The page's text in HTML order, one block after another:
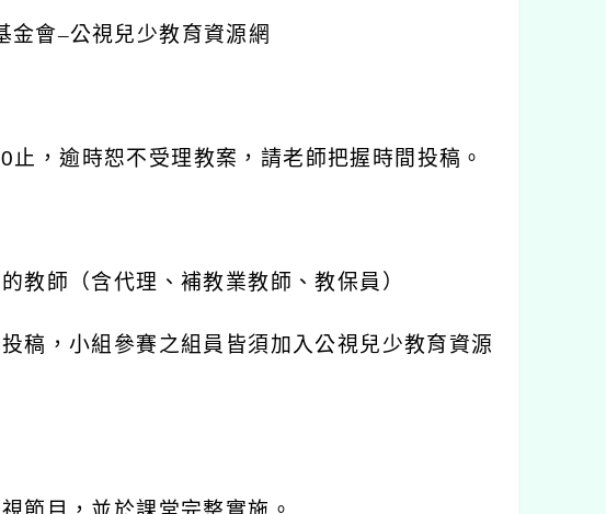
金會–公視兒少教育資源網
止，逾時恕不受理教案，請老師把握時間投稿。
教師（含代理、補教業教師、教保員）
稿，小組參賽之組員皆須加入公視兒少教育資源